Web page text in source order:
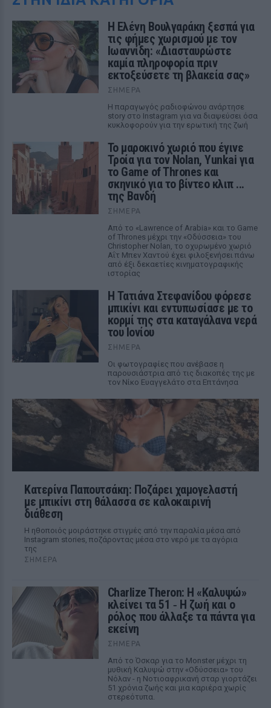
Η Ελένη Βουλγαράκη ξεσπά για
τις φήμες χωρισμού με τον
Ιωαννίδη: «Διασταυρώστε
καμία πληροφορία πριν
εκτοξεύσετε τη βλακεία σας»
ΣΉΜΕΡΑ
Η παραγωγός ραδιοφώνου ανάρτησε
story στο Instagram για να διαψεύσει όσα
κυκλοφορούν για την ερωτική της ζωή
Το μαροκινό χωριό που έγινε
Τροία για τον Nolan, Yunkai για
το Game of Thrones και
σκηνικό για το βίντεο κλιπ ...
της Βανδή
ΣΉΜΕΡΑ
Από το «Lawrence of Arabia» και το Game
of Thrones μέχρι την «Οδύσσεια» του
Christopher Nolan, το οχυρωμένο χωριό
Αΐτ Μπεν Χαντού έχει φιλοξενήσει πάνω
από έξι δεκαετίες κινηματογραφικής
ιστορίας
Η Τατιάνα Στεφανίδου φόρεσε
μπικίνι και εντυπωσίασε με το
κορμί της στα καταγάλανα νερά
του Ιονίου
ΣΉΜΕΡΑ
Οι φωτογραφίες που ανέβασε η
παρουσιάστρια από τις διακοπές της με
τον Νίκο Ευαγγελάτο στα Επτάνησα
Κατερίνα Παπουτσάκη: Ποζάρει χαμογελαστή
με μπικίνι στη θάλασσα σε καλοκαιρινή
διάθεση
Η ηθοποιός μοιράστηκε στιγμές από την παραλία μέσα από
Instagram stories, ποζάροντας μέσα στο νερό με τα αγόρια
της
ΣΉΜΕΡΑ
Charlize Theron: Η «Καλυψώ»
κλείνει τα 51 ‑ H ζωή και ο
ρόλος που άλλαξε τα πάντα για
εκείνη
ΣΉΜΕΡΑ
Από το Όσκαρ για το Monster μέχρι τη
μυθική Καλυψώ στην «Οδύσσεια» του
Νόλαν - η Νοτιοαφρικανή σταρ γιορτάζει
51 χρόνια ζωής και μια καριέρα χωρίς
στερεότυπα.